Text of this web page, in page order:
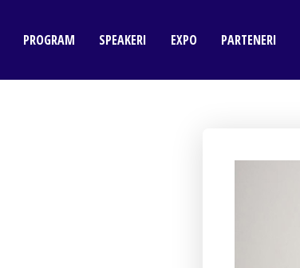
PROGRAM SPEAKERI EXPO PARTENERI